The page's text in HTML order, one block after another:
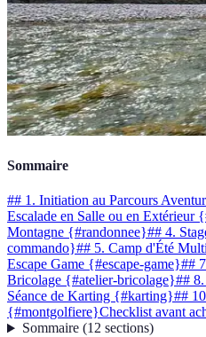
Sommaire
## 1. Initiation au Parcours
Escalade en Salle ou en Extérieur
Montagne {#randonnee}## 4.
commando}## 5. Camp d'Été
Escape Game {#escape-game}##
Bricolage {#atelier-bricolage}##
Séance de Karting {#karting}##
{#montgolfiere}Checklist avant
Sommaire(12 sections)